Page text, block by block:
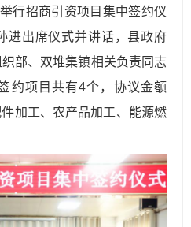
行招商引资项目集中签约仪
进出席仪式并讲话，县政府
部、双堆集镇相关负责同志
约项目共有4个，协议金额
加工、农产品加工、能源燃